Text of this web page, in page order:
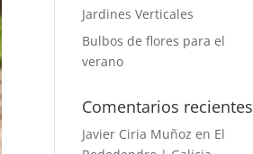
Jardines Verticales
Bulbos de flores para el
verano
Comentarios recientes
Javier Ciria Muñoz en El